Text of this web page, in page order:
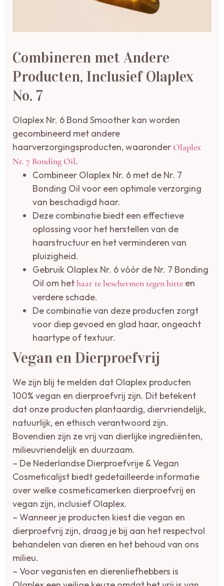
Combineren met Andere
Producten, Inclusief Olaplex
No. 7
Olaplex Nr. 6 Bond Smoother kan worden
gecombineerd met andere
haarverzorgingsproducten, waaronder Olaplex
Nr. 7 Bonding Oil.
Combineer Olaplex Nr. 6 met de Nr. 7
Bonding Oil voor een optimale verzorging
van beschadigd haar.
Deze combinatie biedt een effectieve
oplossing voor het herstellen van de
haarstructuur en het verminderen van
pluizigheid.
Gebruik Olaplex Nr. 6 vóór de Nr. 7 Bonding
Oil om hethaar te beschermen tegen hitte en
verdere schade.
De combinatie van deze producten zorgt
voor diep gevoed en glad haar, ongeacht
haartype of textuur.
Vegan en Dierproefvrij
We zijn blij te melden dat Olaplex producten
100% vegan en dierproefvrij zijn. Dit betekent
dat onze producten plantaardig, diervriendelijk,
natuurlijk, en ethisch verantwoord zijn.
Bovendien zijn ze vrij van dierlijke ingrediënten,
milieuvriendelijk en duurzaam.
– De Nederlandse Dierproefvrije & Vegan
Cosmeticalijst biedt gedetailleerde informatie
over welke cosmeticamerken dierproefvrij en
vegan zijn, inclusief Olaplex.
– Wanneer je producten kiest die vegan en
dierproefvrij zijn, draag je bij aan het respectvol
behandelen van dieren en het behoud van ons
milieu.
– Voor veganisten en dierenliefhebbers is